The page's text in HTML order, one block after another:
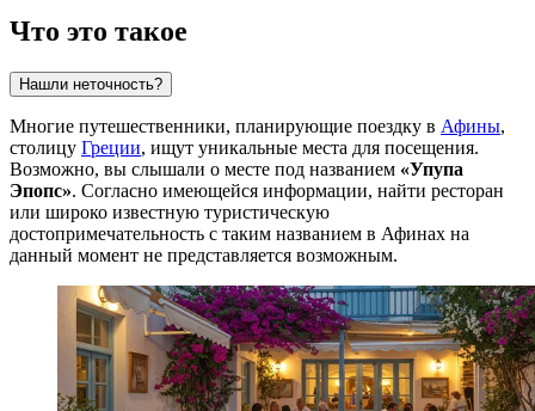
Что это такое
Нашли неточность?
Многие путешественники, планирующие поездку в Афины,
столицу Греции, ищут уникальные места для посещения.
Возможно, вы слышали о месте под названием «Упупа
Эпопс». Согласно имеющейся информации, найти ресторан
или широко известную туристическую
достопримечательность с таким названием в Афинах на
данный момент не представляется возможным.